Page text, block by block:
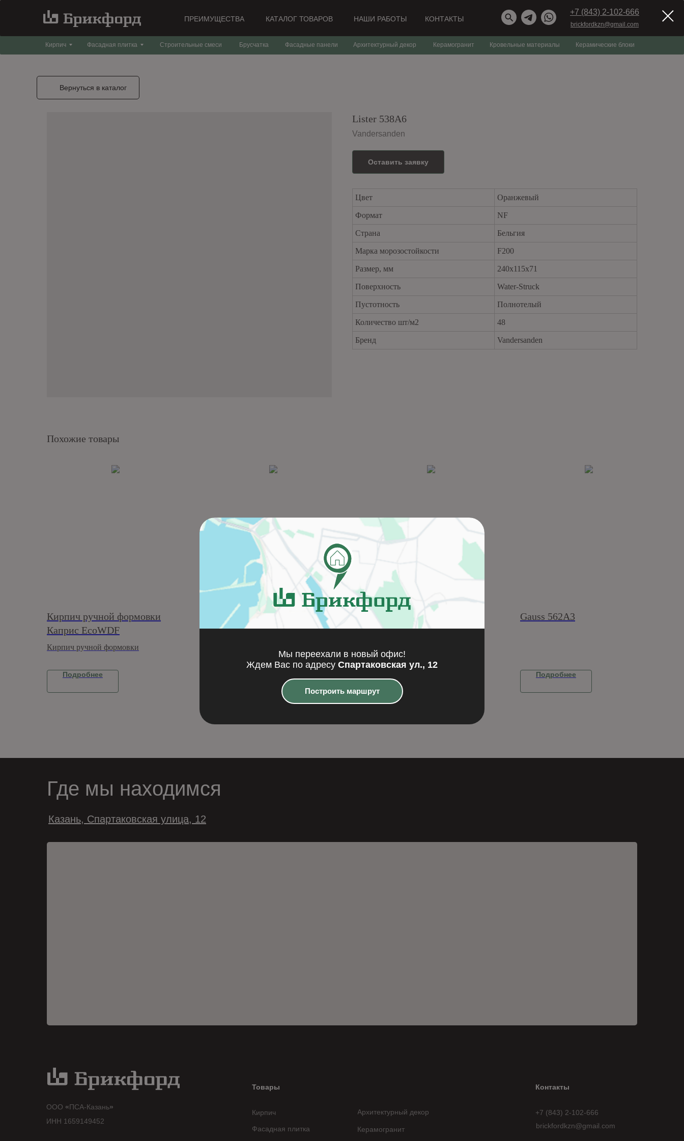
Фасадная плитка Брусчатка Фасадные панели Архитектурный декор Керамогранит
Строительные смеси
Кирпич Керамические блоки
Кровельные материалы
ПРЕИМУЩЕСТВА КАТАЛОГ ТОВАРОВ НАШИ РАБОТЫ КОНТАКТЫ
+7 (843) 2-102-666
brickfordkzn@gmail.com
Вернуться в каталог
Lister 538A6
Vandersanden
Оставить заявку
Цвет Оранжевый
Формат NF
Страна Бельгия
Марка морозостойкости F200
Размер, мм 240x115x71
Поверхность Water-Struck
Пустотность Полнотелый
Количество шт/м2 48
Бренд Vandersanden
Похожие товары
Кирпич ручной формовки
Каприс EcoWDF
Кирпич ручной формовки
Подробнее
Wapper/Rainbow Greydust
362A0
Mistral 058A0 Gauss 562A3
Подробнее
Где мы находимся
Казань, Спартаковская улица, 12
ИНН 1659149452
Фасадная плитка
Кирпич Архитектурный декор
Керамогранит
brickfordkzn@gmail.com
Товары Контакты
+7 (843) 2-102-666
ООО «ПСА-Казань»
Мы переехали в новый офис!
Ждем Вас по адресу Спартаковская ул., 12
Построить маршрут